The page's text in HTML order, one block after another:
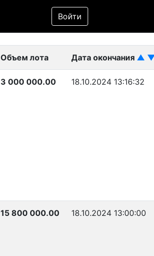
Войти
Фильтр
Объем лота Дата окончания ▲
3 000 000.00 18.10.2024 13:16:32
15 800 000.00 18.10.2024 13:00:00